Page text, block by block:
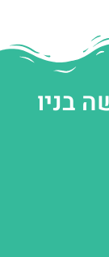
בניו